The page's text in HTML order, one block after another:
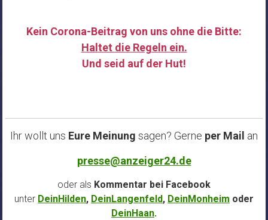
Kein Corona-Beitrag von uns ohne die Bitte:
Haltet die Regeln ein.
Und seid auf der Hut!
Ihr wollt uns Eure Meinung sagen? Gerne per Mail an
presse@anzeiger24.de
oder als Kommentar bei Facebook
unter DeinHilden, DeinLangenfeld, DeinMonheim oder
DeinHaan.